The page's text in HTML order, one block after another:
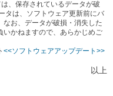
、保存されているデータが破
タは、ソフトウェア更新前にバ
なお、データが破損・消失した
いかねますので、あらかじめご
<<ソフトウェアアップデート>>
以上